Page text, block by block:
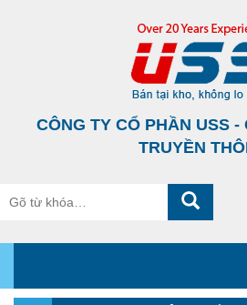
CÔNG TY CỔ PHẦN USS -
TRUYỀN